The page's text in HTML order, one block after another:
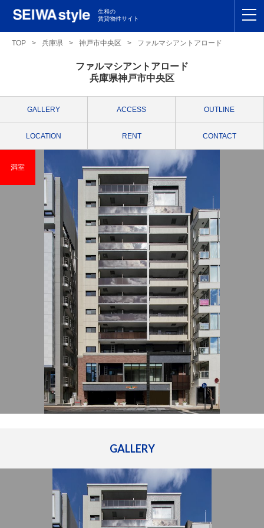
生和の
賃貸物件サイト
TOP
支店一覧
SEIWAの管理
お友達紹介特典
管理建物一覧
採用情報
サイトマップ
閉じる
TOP > 兵庫県 > 神戸市中央区 > ファルマシアントアロード
ファルマシアントアロード
兵庫県神戸市中央区
GALLERY ACCESS OUTLINE
LOCATION RENT CONTACT
満室
GALLERY